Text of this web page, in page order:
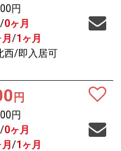
円
/0ヶ月
/1ヶ月
西/即入居可
円
円
/0ヶ月
/1ヶ月